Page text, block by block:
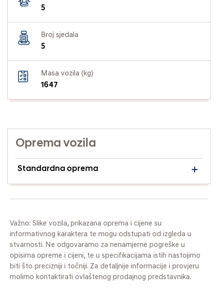
5
Broj sjedala
5
Masa vozila (kg)
1647
Oprema vozila
Standardna oprema
Važno: Slike vozila, prikazana oprema i cijene su
informativnog karaktera te mogu odstupati od izgleda u
stvarnosti. Ne odgovaramo za nenamjerne pogreške u
opisima opreme i cijeni, te u specifikacijama istih nastojimo
biti što precizniji i točniji. Za detaljnije informacije i provjeru
molimo kontaktirati ovlaštenog prodajnog predstavnika.